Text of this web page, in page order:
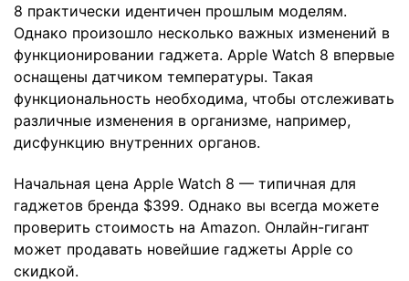
8 практически идентичен прошлым моделям.
Однако произошло несколько важных изменений в
функционировании гаджета. Apple Watch 8 впервые
оснащены датчиком температуры. Такая
функциональность необходима, чтобы отслеживать
различные изменения в организме, например,
дисфункцию внутренних органов.
Начальная цена Apple Watch 8 — типичная для
гаджетов бренда $399. Однако вы всегда можете
проверить стоимость на Amazon. Онлайн-гигант
может продавать новейшие гаджеты Apple со
скидкой.